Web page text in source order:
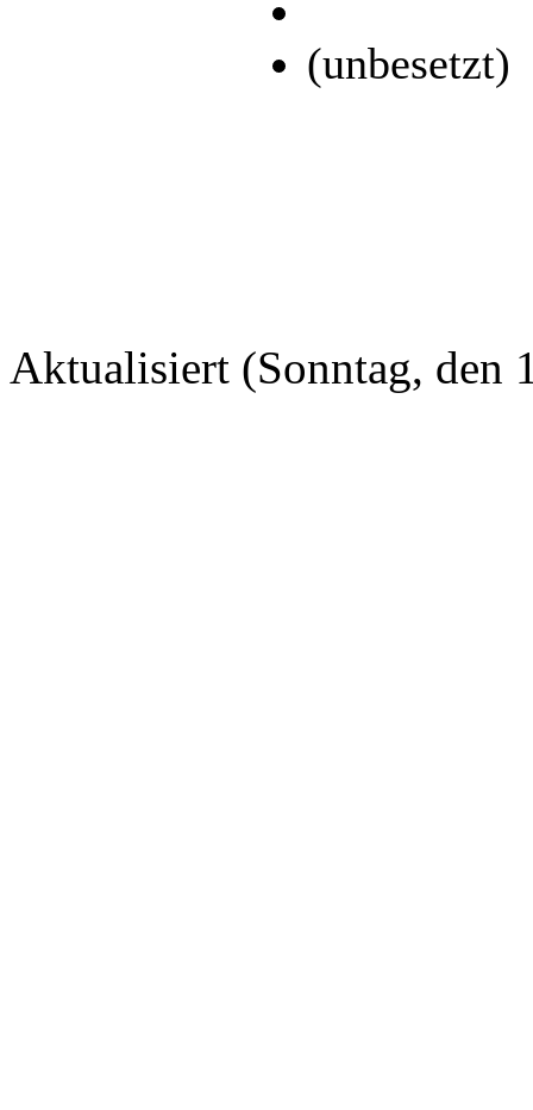
(unbesetzt)
Aktualisiert (Sonntag, den